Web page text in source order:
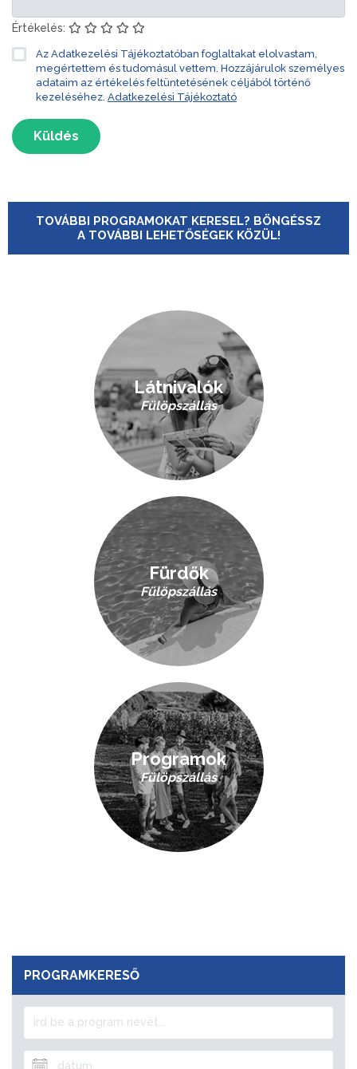
Értékelés:
Az Adatkezelési Tájékoztatóban foglaltakat elolvastam,
megértettem és tudomásul vettem. Hozzájárulok személyes
adataim az értékelés feltüntetésének céljából történő
kezeléséhez. Adatkezelési Tájékoztató
Küldés
TOVÁBBI PROGRAMOKAT KERESEL? BÖNGÉSSZ
A TOVÁBBI LEHETŐSÉGEK KÖZÜL!
Látnivalók
Fülöpszállás
Fürdők
Fülöpszállás
Programok
Fülöpszállás
PROGRAMKERESŐ